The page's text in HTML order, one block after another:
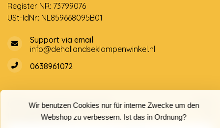
Wir benutzen Cookies nur für interne Zwecke um den
Webshop zu verbessern. Ist das in Ordnung?
Register NR: 73799076
USt-IdNr.: NL859668095B01
Support via email
info@dehollandseklompenwinkel.nl
0638961072
ÖffnungszeitenSocials
Kundendienst